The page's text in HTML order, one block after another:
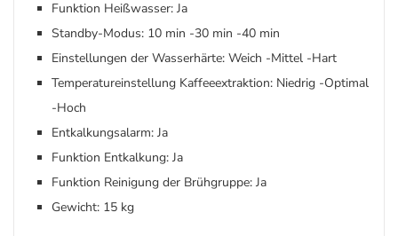
Funktion Heißwasser: Ja
Standby-Modus: 10 min -30 min -40 min
Einstellungen der Wasserhärte: Weich -Mittel -Hart
Temperatureinstellung Kaffeeextraktion: Niedrig -Optimal
-Hoch
Entkalkungsalarm: Ja
Funktion Entkalkung: Ja
Funktion Reinigung der Brühgruppe: Ja
Gewicht: 15 kg